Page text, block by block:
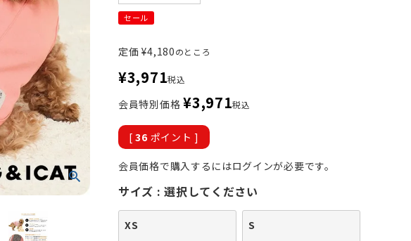
セール
定価 ¥4,180のところ
¥3,971税込
会員特別価格 ¥3,971税込
[ 36 ポイント ]
会員価格で購入するにはログインが必要です。
サイズ 選択してください
XS S